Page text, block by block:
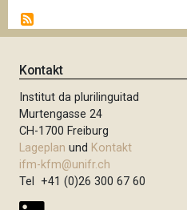
i
t
n
n
u
m
m
e
r
i
Kontakt
Institut da plurilinguitad
Murtengasse 24
CH-1700 Freiburg
Lageplan und Kontakt
ifm-kfm@unifr.ch
Tel +41 (0)26 300 67 60